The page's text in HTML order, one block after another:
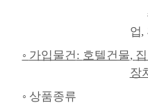
수상관광
업,
◦ 가입물건 : 호텔건물,
장
◦ 상품종류